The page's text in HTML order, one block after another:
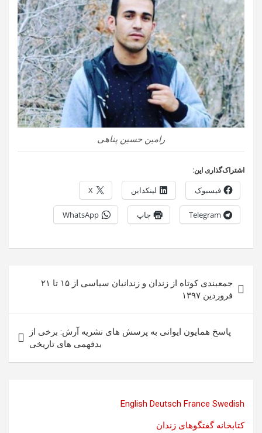
رامین حسین پناهی
اشتراک‌گذاری این:
فیسبوک لینکداین X
Telegram چاپ WhatsApp
نوشته
جمعبندی کوتاه از زندان و زندانیان سیاسی از ۱۵ تا ۲۱
فروردین ۱۳٩۷
پاسخ همایون ایوانی به پرسش های نشریه آرش: برخی از
بدفهمی های تاریخی
English Deutsch France Swedish
کتابخانه گفتگوهای زندان